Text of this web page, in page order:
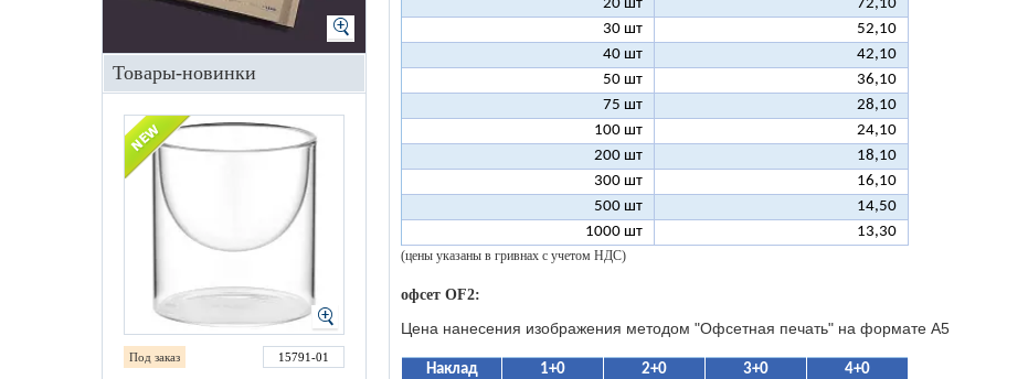
20 шт
72,10
30 шт
52,10
40 шт
42,10
50 шт
36,10
75 шт
28,10
100 шт
24,10
200 шт
18,10
300 шт
16,10
500 шт
14,50
1000 шт
13,30
(цены указаны в гривнах с учетом НДС)
офсет OF2:
Цена нанесения изображения методом "Офсетная печать" на формате A5
Наклад 1+0 2+0 3+0
4+0
Товары-новинки
Под заказ 15791-01